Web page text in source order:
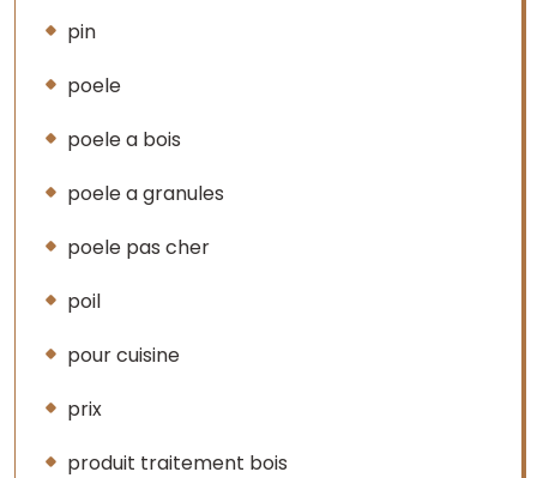
pin
poele
poele a bois
poele a granules
poele pas cher
poil
pour cuisine
prix
produit traitement bois